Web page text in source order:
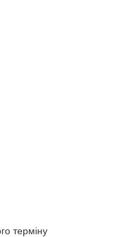
терміну